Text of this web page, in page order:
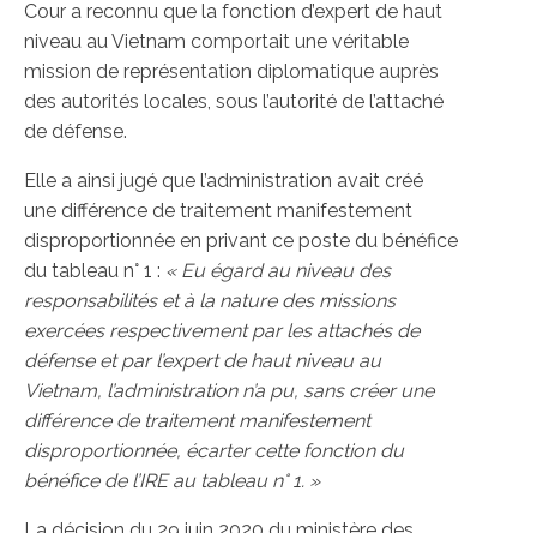
Cour a reconnu que la fonction d’expert de haut
niveau au Vietnam comportait une véritable
mission de représentation diplomatique auprès
des autorités locales, sous l’autorité de l’attaché
de défense.
Elle a ainsi jugé que l’administration avait créé
une différence de traitement manifestement
disproportionnée en privant ce poste du bénéfice
du tableau n° 1 : « Eu égard au niveau des
responsabilités et à la nature des missions
exercées respectivement par les attachés de
défense et par l’expert de haut niveau au
Vietnam, l’administration n’a pu, sans créer une
différence de traitement manifestement
disproportionnée, écarter cette fonction du
bénéfice de l’IRE au tableau n° 1. »